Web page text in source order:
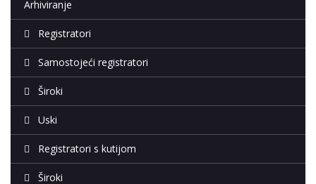
Arhiviranje
Registratori
Samostojeći registratori
Široki
Uski
Registratori s kutijom
Široki